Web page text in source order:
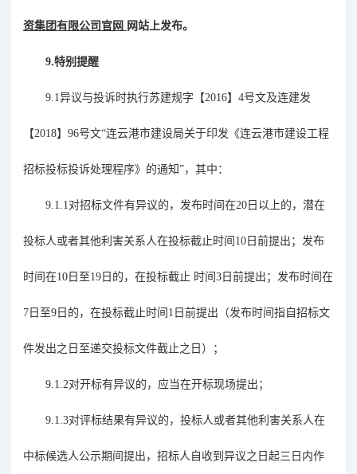
资集团有限公司官网 网站上发布。
9.特别提醒
9. 1异议与投诉时执行苏建规字【2016】 4号文及连建发
【2018】 96号文“连云港市建设局关于印发《连云港市建设工程
招标投标投诉处理程序》的通知”，其中：
9. 1 .1 对招标文件有异议的，发布时间在20 日以上的，潜在
投标人或者其他利害关系人在投标截止时间 10 日前提出；发布
时间在10 日至19 日的，在投标截止 时间3 日前提出；发布时间在
7 日至9 日的，在投标截止时间 1 日前提出（发布时间指自招标文
件发出之日至递交投标文件截止之日）；
9. 1 .2对开标有异议的，应当在开标现场提出；
9. 1 .3对评标结果有异议的，投标人或者其他利害关系人在
中标候选人公示期间提出，招标人自收到异议之日起三日内作